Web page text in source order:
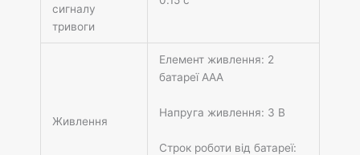
сигналу
тривоги
Живлення
Елемент живлення: 2
батареї AAA
Напруга живлення: 3 В
Строк роботи від батареї: